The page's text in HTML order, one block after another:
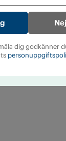
dig godkänner